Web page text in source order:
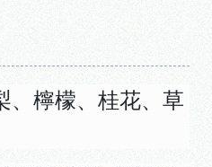
、檸檬、桂花、草